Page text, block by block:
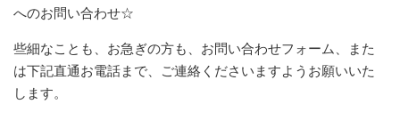
へのお問い合わせ☆
些細なことも、お急ぎの方も、お問い合わせフォーム、また
は下記直通お電話まで、ご連絡くださいますようお願いいた
します。